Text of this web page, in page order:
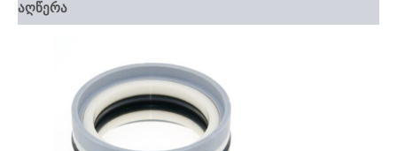
აღწერა